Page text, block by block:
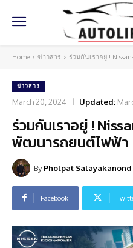
Home ข่าวสาร ร่วมกันเราอยู่ !
ข่าวสาร
March 20, 2024 Updated:
ร่วมกันเราอยู่ !
พัฒนารถยนต์ไฟฟ้า
By Pholpat Salayakanond
Facebook